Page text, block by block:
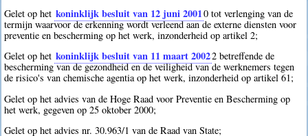
Gelet op het koninklijk besluit van 12 juni 20010 tot verlenging van de
termijn waarvoor de erkenning wordt verleend aan de externe diensten voor
preventie en bescherming op het werk, inzonderheid op artikel 2;
Gelet op het koninklijk besluit van 11 maart 20022 betreffende de
bescherming van de gezondheid en de veiligheid van de werknemers tegen
de risico's van chemische agentia op het werk, inzonderheid op artikel 61;
Gelet op het advies van de Hoge Raad voor Preventie en Bescherming op
het werk, gegeven op 25 oktober 2000;
Gelet op het advies nr. 30.963/1 van de Raad van State;